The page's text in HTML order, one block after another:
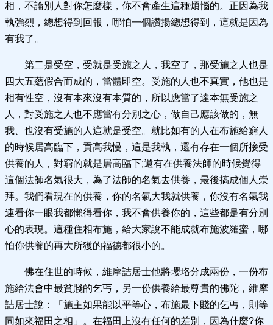
相，不論別人對你怎麼樣，你不會產生這種煩惱的。正因為我
執強烈，總想得到回報，哪怕一個讚揚總想得到，這就是因為
有我了。
第二是受空，受就是受施之人，我空了，那受施之人也是
四大五蘊假合而成的，當體即空。受施的人也不真實，他也是
相有性空，沒有本來沒有本質的，所以應當了達本無受施之
人，對受施之人也不應當有分別之心，做自己應該做的，無
我、也沒有受施的人這就是受空。就比如有的人在布施給窮人
的時候居高臨下，貢高我慢，這是我執，還有存在一個所接受
供養的人，對窮的就是居高臨下;還有在供養法師的時候覺得
這個法師名氣很大，為了法師的名氣去供養，最後搞成個人崇
拜。我們看現在的供養，你的名氣大我就供養，你沒有名氣我
連看你一眼我都懶得看你，我不會供養你的，這些都是有分別
心的表現。這種住相布施，給大家說不能成就布施波羅蜜，哪
怕你供養的再大所獲的福德都很小的。
佛在住世的時候，維摩詰居士他將瓔珞分成兩份，一份布
施給法會中最貧賤的乞丐，另一份供養給最尊貴的佛陀，維摩
詰居士說：「施主如果能以平等心，布施最下賤的乞丐，則等
同如來福田之相」。在福田上沒有任何的差別，因為什麼?你